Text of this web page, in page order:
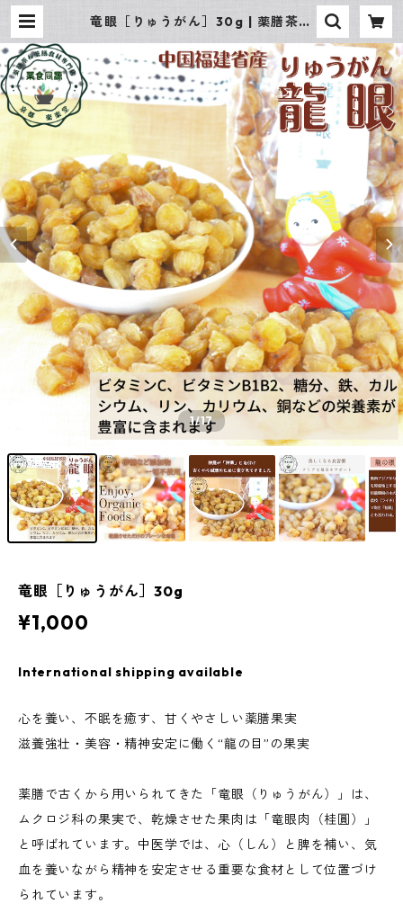
竜眼［りゅうがん］30g | 薬膳茶＆
1/17
竜眼［りゅうがん］30g
¥1,000
International shipping available
心を養い、不眠を癒す、甘くやさしい薬膳果実
滋養強壮・美容・精神安定に働く“龍の目”の果実
薬膳で古くから用いられてきた「竜眼（りゅうがん）」は、
ムクロジ科の果実で、乾燥させた果肉は「竜眼肉（桂圓）」
と呼ばれています。中医学では、心（しん）と脾を補い、気
血を養いながら精神を安定させる重要な食材として位置づけ
られています。